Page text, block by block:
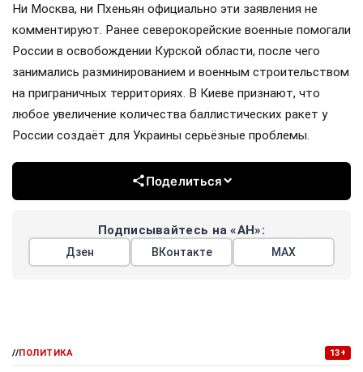
Ни Москва, ни Пхеньян официально эти заявления не
комментируют. Ранее северокорейские военные помогали
России в освобождении Курской области, после чего
занимались разминированием и военным строительством
на приграничных территориях. В Киеве признают, что
любое увеличение количества баллистических ракет у
России создаёт для Украины серьёзные проблемы.
Поделиться
Подписывайтесь на «АН»:
Дзен ВКонтакте МАХ
//ПОЛИТИКА 13+